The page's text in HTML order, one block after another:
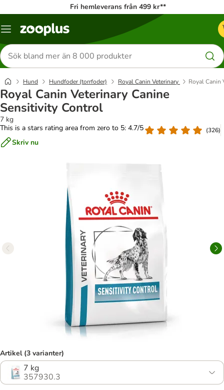
Fri hemleverans från 499 kr**
Katalogmeny
Sök
efter
produkter
Hund Hundfoder (torrfoder) Royal Canin Veterinary Royal Canin
Royal Canin Veterinary Canine
Sensitivity Control
7 kg
This is a stars rating area from zero to 5: 4.7/5
(326)
Skriv nu
Artikel (3 varianter)
7 kg
357930.3